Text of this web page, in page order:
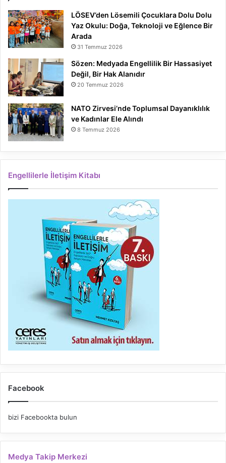
LÖSEV’den Lösemili Çocuklara Dolu Dolu
Yaz Okulu: Doğa, Teknoloji ve Eğlence Bir
Arada
31 Temmuz 2026
Sözen: Medyada Engellilik Bir Hassasiyet
Değil, Bir Hak Alanıdır
20 Temmuz 2026
NATO Zirvesi’nde Toplumsal Dayanıklılık
ve Kadınlar Ele Alındı
8 Temmuz 2026
Engellilerle İletişim Kitabı
Facebook
bizi Facebookta bulun
Medya Takip Merkezi